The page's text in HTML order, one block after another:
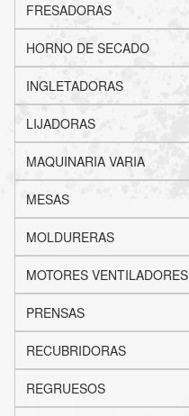
FRESADORAS
HORNO DE SECADO
INGLETADORAS
LIJADORAS
MAQUINARIA VARIA
MESAS
MOLDURERAS
MOTORES VENTILADORES
PRENSAS
RECUBRIDORAS
REGRUESOS